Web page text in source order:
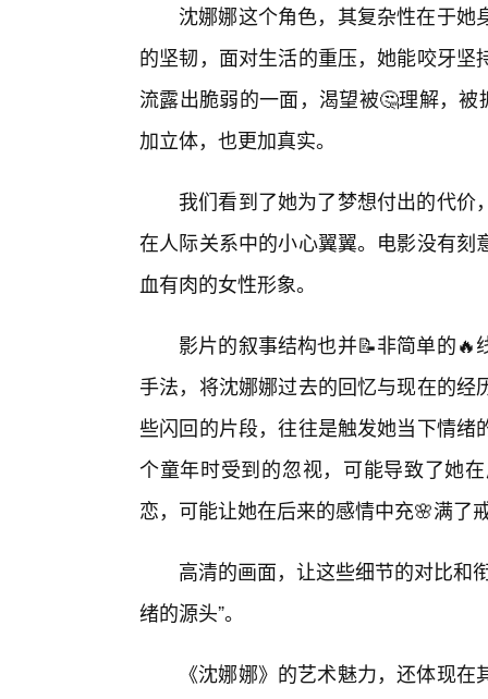
沈娜娜这个角色，其复杂性在于
的坚韧，面对生活的重压，她能咬牙
流露出脆弱的一面，渴望被🤔理解，
加立体，也更加真实。
我们看到了她为了梦想付出的代
在人际关系中的小心翼翼。电影没有
血有肉的女性形象。
影片的叙事结构也并📝非简单的
手法，将沈娜娜过去的回忆与现在的
些闪回的片段，往往是触发她当下情
个童年时受到的忽视，可能导致了她
恋，可能让她在后来的感情中充🌸满了
高清的画面，让这些细节的对比和
绪的源头”。
《沈娜娜》的艺术魅力，还体现